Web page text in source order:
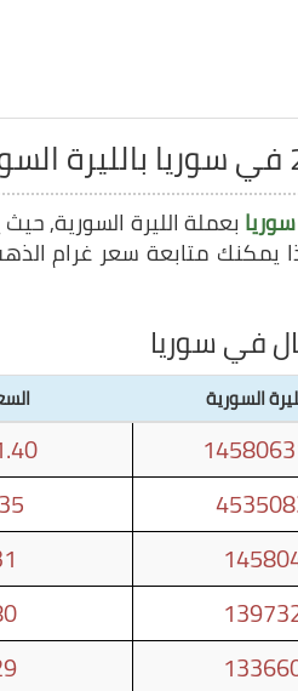
سوريا بعملة الليرة السورية,
في سوريا
السورية